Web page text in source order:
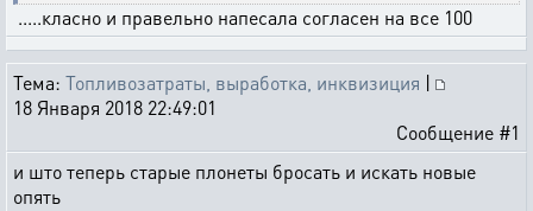
.....класно и правельно напесала согласен на все 100
Тема: Топливозатраты, выработка, инквизиция |
18 Января 2018 22:49:01
Сообщение #1
и што теперь старые плонеты бросать и искать новые
опять